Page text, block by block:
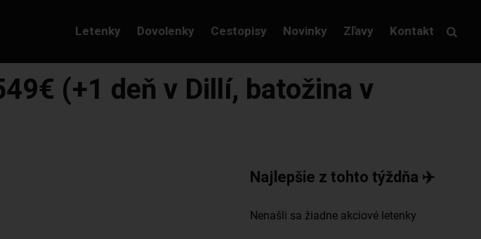
Letenky Dovolenky Cestopisy Novinky Zľavy Kontakt
(+1 deň v Dillí, batožina v
Najlepšie z tohto týždňa ✈️